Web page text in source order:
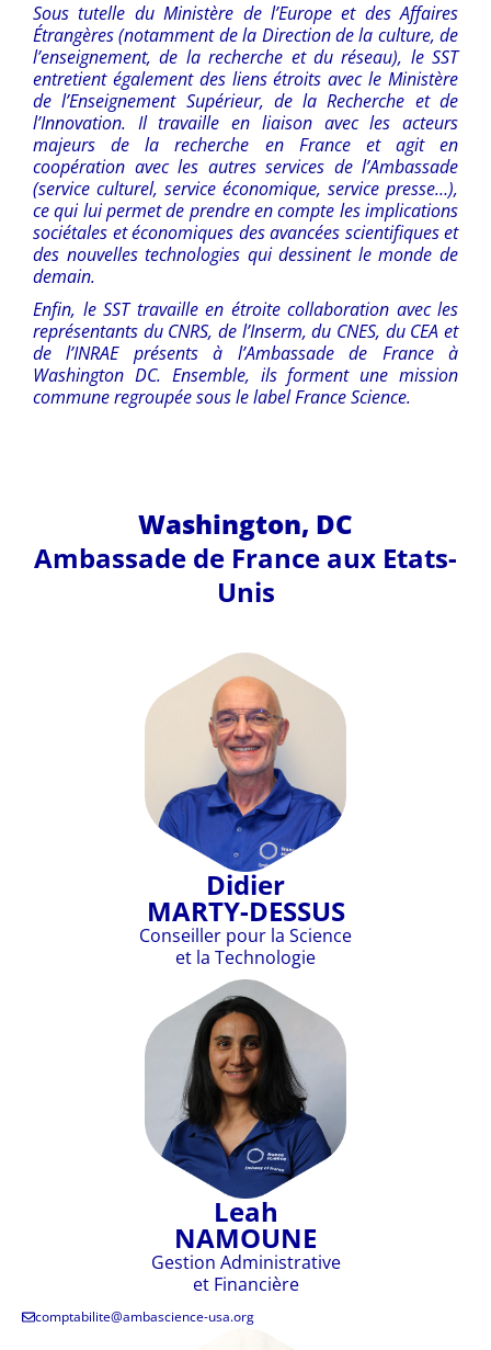
Sous tutelle du Ministère de l’Europe et des Affaires
Étrangères (notamment de la Direction de la culture, de
l’enseignement, de la recherche et du réseau), le SST
entretient également des liens étroits avec le Ministère
de l’Enseignement Supérieur, de la Recherche et de
l’Innovation. Il travaille en liaison avec les acteurs
majeurs de la recherche en France et agit en
coopération avec les autres services de l’Ambassade
(service culturel, service économique, service presse…),
ce qui lui permet de prendre en compte les implications
sociétales et économiques des avancées scientifiques et
des nouvelles technologies qui dessinent le monde de
demain.
Enfin, le SST travaille en étroite collaboration avec les
représentants du CNRS, de l’Inserm, du CNES, du CEA et
de l’INRAE présents à l’Ambassade de France à
Washington DC. Ensemble, ils forment une mission
commune regroupée sous le label France Science.
Washington, DC
Ambassade de France aux Etats-
Unis
Didier
MARTY-DESSUS
Conseiller pour la Science
et la Technologie
Leah
NAMOUNE
Gestion Administrative
et Financière
comptabilite@ambascience-usa.org